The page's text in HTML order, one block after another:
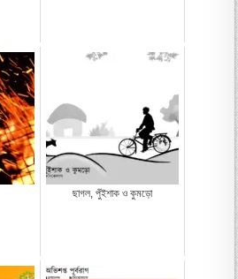
ছাগল, পুঁইশাক ও কুমড়ো